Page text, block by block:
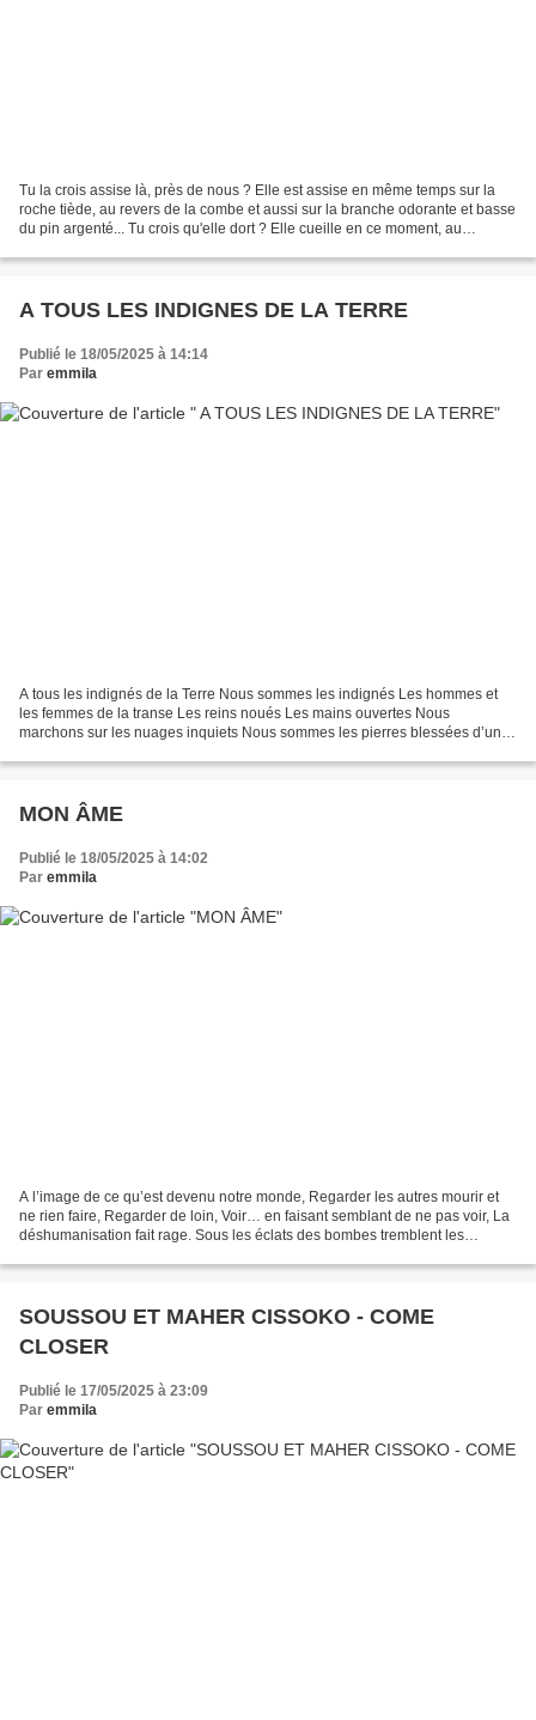
Tu la crois assise là, près de nous ? Elle est assise en même temps sur la
roche tiède, au revers de la combe et aussi sur la branche odorante et basse
du pin argenté... Tu crois qu'elle dort ? Elle cueille en ce moment, au
A TOUS LES INDIGNES DE LA TERRE
Publié le 18/05/2025 à 14:14
Par emmila
A tous les indignés de la Terre Nous sommes les indignés Les hommes et
les femmes de la transe Les reins noués Les mains ouvertes Nous
marchons sur les nuages inquiets Nous sommes les pierres blessées d’un
MON ÂME
Publié le 18/05/2025 à 14:02
Par emmila
A l’image de ce qu’est devenu notre monde, Regarder les autres mourir et
ne rien faire, Regarder de loin, Voir… en faisant semblant de ne pas voir, La
déshumanisation fait rage. Sous les éclats des bombes tremblent les
SOUSSOU ET MAHER CISSOKO - COME
CLOSER
Publié le 17/05/2025 à 23:09
Par emmila